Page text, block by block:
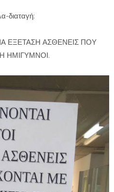
διαταγή:
ΕΞΕΤΑΣΗ ΑΣΘΕΝΕΙΣ ΠΟΥ
ΗΜΙΓΥΜΝΟΙ.